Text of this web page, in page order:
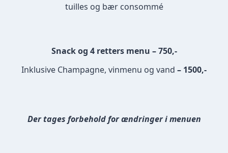
tuilles og bær consommé
Snack og 4 retters menu – 750,-
Inklusive Champagne, vinmenu og vand – 1500,-
Der tages forbehold for ændringer i menuen